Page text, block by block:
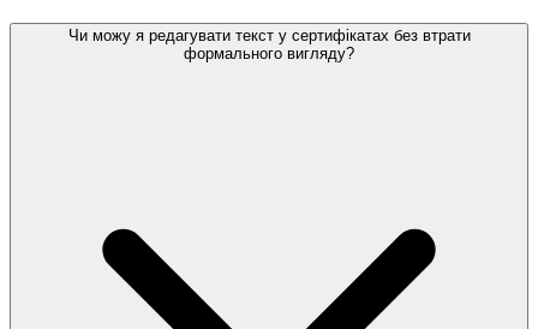
Чи можу я редагувати текст у сертифікатах без втрати
формального вигляду?